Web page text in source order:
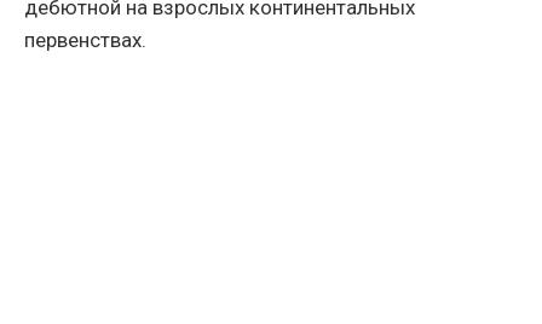
дебютной на взрослых континентальных
первенствах.